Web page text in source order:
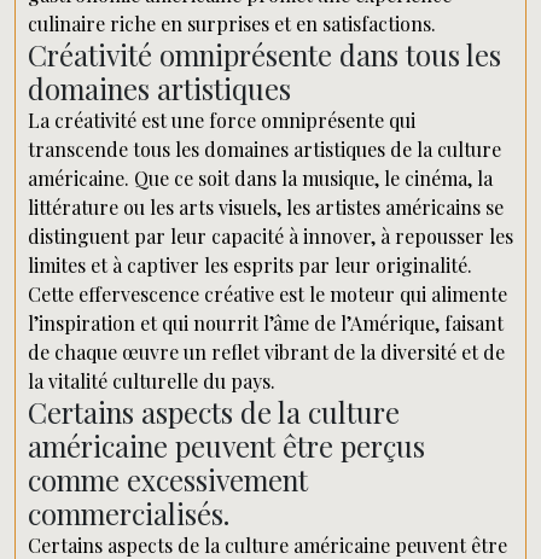
culinaire riche en surprises et en satisfactions.
Créativité omniprésente dans tous les
domaines artistiques
La créativité est une force omniprésente qui
transcende tous les domaines artistiques de la culture
américaine. Que ce soit dans la musique, le cinéma, la
littérature ou les arts visuels, les artistes américains se
distinguent par leur capacité à innover, à repousser les
limites et à captiver les esprits par leur originalité.
Cette effervescence créative est le moteur qui alimente
l’inspiration et qui nourrit l’âme de l’Amérique, faisant
de chaque œuvre un reflet vibrant de la diversité et de
la vitalité culturelle du pays.
Certains aspects de la culture
américaine peuvent être perçus
comme excessivement
commercialisés.
Certains aspects de la culture américaine peuvent être